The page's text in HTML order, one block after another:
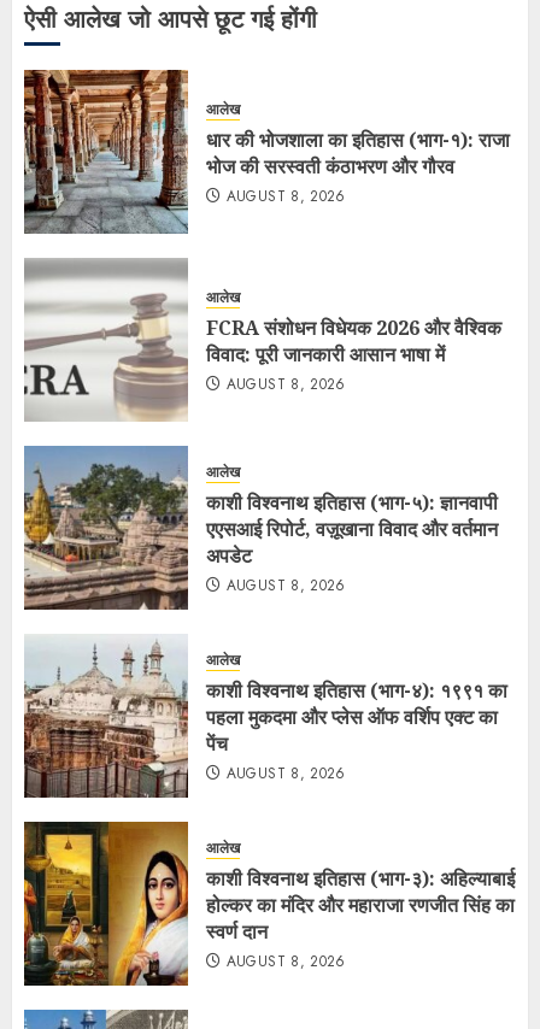
ऐसी आलेख जो आपसे छूट गई होंगी
आलेख
धार की भोजशाला का इतिहास (भाग-१): राजा
भोज की सरस्वती कंठाभरण और गौरव
AUGUST 8, 2026
आलेख
FCRA संशोधन विधेयक 2026 और वैश्विक
विवाद: पूरी जानकारी आसान भाषा में
AUGUST 8, 2026
आलेख
काशी विश्वनाथ इतिहास (भाग-५): ज्ञानवापी
एएसआई रिपोर्ट, वज़ूखाना विवाद और वर्तमान
अपडेट
AUGUST 8, 2026
आलेख
काशी विश्वनाथ इतिहास (भाग-४): १९९१ का
पहला मुकदमा और प्लेस ऑफ वर्शिप एक्ट का
पेंच
AUGUST 8, 2026
आलेख
काशी विश्वनाथ इतिहास (भाग-३): अहिल्याबाई
होल्कर का मंदिर और महाराजा रणजीत सिंह का
स्वर्ण दान
AUGUST 8, 2026